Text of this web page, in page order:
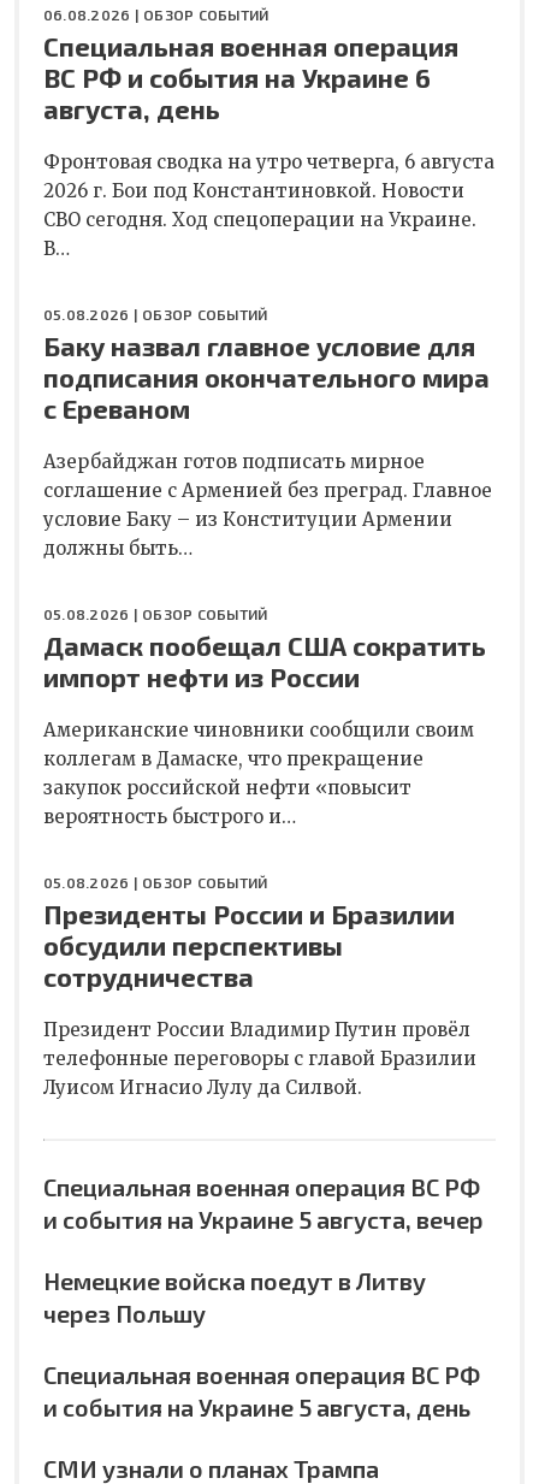
06.08.2026 | ОБЗОР СОБЫТИЙ
Специальная военная операция
ВС РФ и события на Украине 6
августа, день
Фронтовая сводка на утро четверга, 6 августа
2026 г. Бои под Константиновкой. Новости
СВО сегодня. Ход спецоперации на Украине.
В…
05.08.2026 | ОБЗОР СОБЫТИЙ
Баку назвал главное условие для
подписания окончательного мира
с Ереваном
Азербайджан готов подписать мирное
соглашение с Арменией без преград. Главное
условие Баку – из Конституции Армении
должны быть…
05.08.2026 | ОБЗОР СОБЫТИЙ
Дамаск пообещал США сократить
импорт нефти из России
Американские чиновники сообщили своим
коллегам в Дамаске, что прекращение
закупок российской нефти «повысит
вероятность быстрого и…
05.08.2026 | ОБЗОР СОБЫТИЙ
Президенты России и Бразилии
обсудили перспективы
сотрудничества
Президент России Владимир Путин провёл
телефонные переговоры с главой Бразилии
Луисом Игнасио Лулу да Силвой.
Специальная военная операция ВС РФ
и события на Украине 5 августа, вечер
Немецкие войска поедут в Литву
через Польшу
Специальная военная операция ВС РФ
и события на Украине 5 августа, день
СМИ узнали о планах Трампа